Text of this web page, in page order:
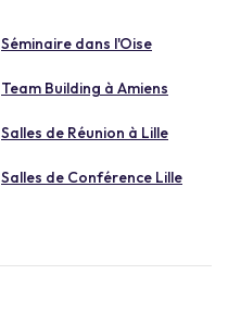
Séminaire dans l'Oise
Team Building à Amiens
Salles de Réunion à Lille
Salles de Conférence Lille